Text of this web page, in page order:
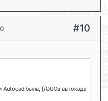
#10
была, [/QUOв автокаде